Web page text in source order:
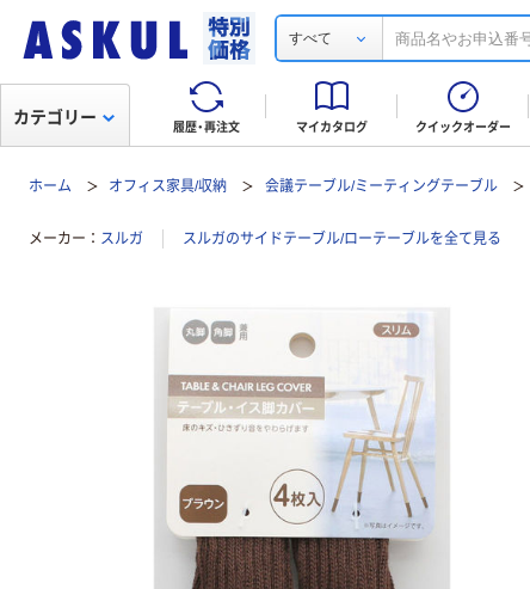
すべて
履歴・再注文 マイカタログ クイックオーダー
カテゴリー
ホーム オフィス家具/収納 会議テーブル/ミーティングテーブル
メーカー スルガ スルガのサイドテーブル/ローテーブルを全て見る